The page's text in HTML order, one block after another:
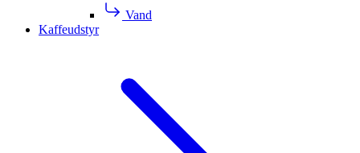
Vand
Kaffeudstyr